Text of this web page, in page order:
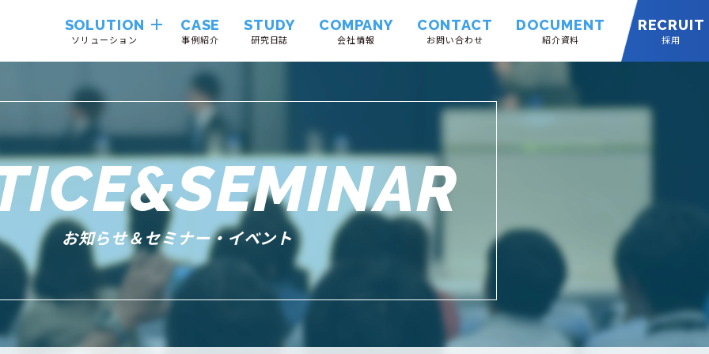
SOLUTION
ソリューション
Hinemos
VendorTrustLink
System
Integration
Cloudii
CASE
事例紹介
STUDY
研究日誌
COMPANY
会社情報
CONTACT
お問い合わせ
DOCUMENT
紹介資料
RECRUIT
採用
お知らせ＆セミナー・イベント